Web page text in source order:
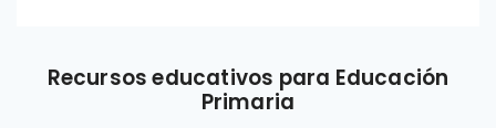
Recursos educativos para Educación
Primaria